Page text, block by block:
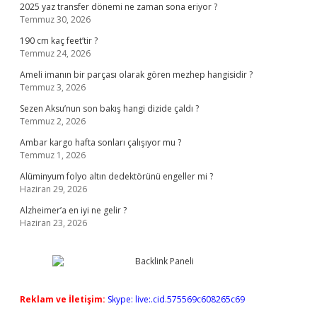
2025 yaz transfer dönemi ne zaman sona eriyor ?
Temmuz 30, 2026
190 cm kaç feet’tir ?
Temmuz 24, 2026
Ameli imanın bir parçası olarak gören mezhep hangisidir ?
Temmuz 3, 2026
Sezen Aksu’nun son bakış hangi dizide çaldı ?
Temmuz 2, 2026
Ambar kargo hafta sonları çalışıyor mu ?
Temmuz 1, 2026
Alüminyum folyo altın dedektörünü engeller mi ?
Haziran 29, 2026
Alzheimer’a en iyi ne gelir ?
Haziran 23, 2026
Reklam ve İletişim: Skype: live:.cid.575569c608265c69